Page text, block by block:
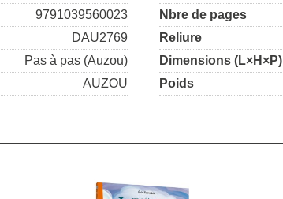
9791039560023
DAU2769
Pas à pas (Auzou)
AUZOU
Nbre de pages
Reliure
Dimensions (L×H×P)
Poids